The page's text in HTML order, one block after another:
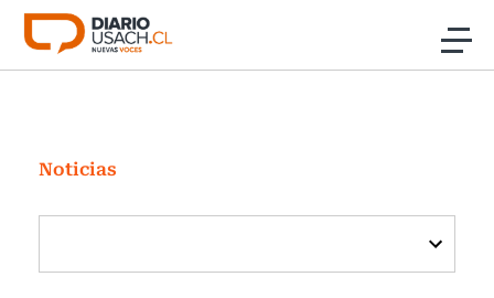
Click acá para ir directamente al contenido
Investigación
Cultura
Programas Radio y TV Usach
Noticias